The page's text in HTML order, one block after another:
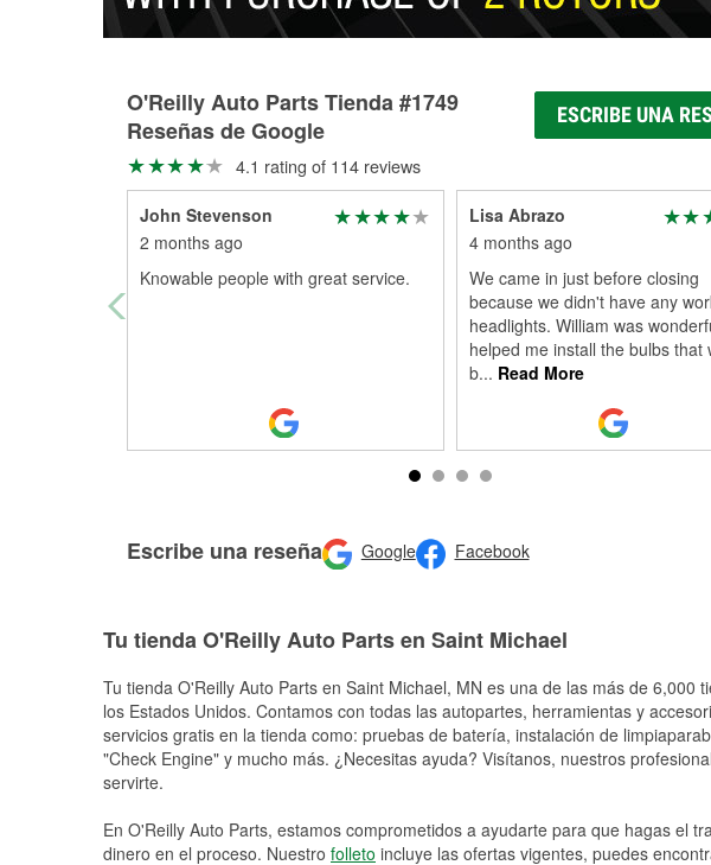
O'Reilly Auto Parts Tienda #1749
Reseñas de Google
ESCRIBE UNA
4.1 rating of 114 reviews
John Stevenson
2 months ago
Knowable people with great service.
Lisa Abrazo
4 months ago
We came in just before closing
because we didn't have any
headlights. William was
helped me install the bulbs that
b... Read More
Escribe una reseña Google Facebook
Tu tienda O'Reilly Auto Parts en Saint Michael
Tu tienda O'Reilly Auto Parts en Saint Michael, MN es una de las más de 6,000
los Estados Unidos. Contamos con todas las autopartes, herramientas y
servicios gratis en la tienda como: pruebas de batería, instalación de
"Check Engine" y mucho más. ¿Necesitas ayuda? Visítanos, nuestros
servirte.
En O'Reilly Auto Parts, estamos comprometidos a ayudarte para que hagas el
dinero en el proceso. Nuestro folleto incluye las ofertas vigentes, puedes